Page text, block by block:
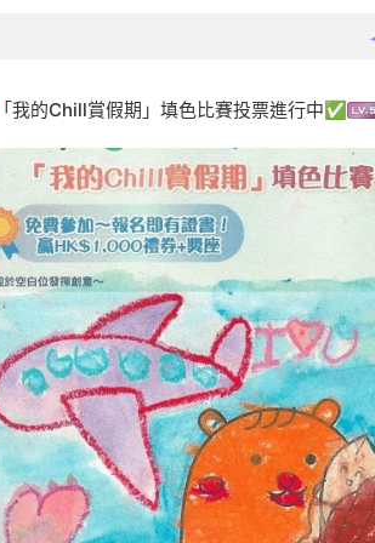
「我的Chill賞假期」填色比賽投票進行中✅